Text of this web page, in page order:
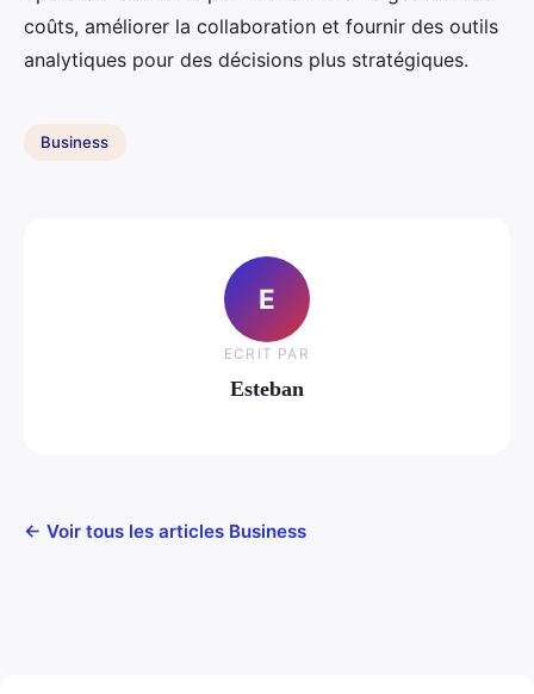
coûts, améliorer la collaboration et fournir des outils
analytiques pour des décisions plus stratégiques.
Business
E
ECRIT PAR
Esteban
← Voir tous les articles Business